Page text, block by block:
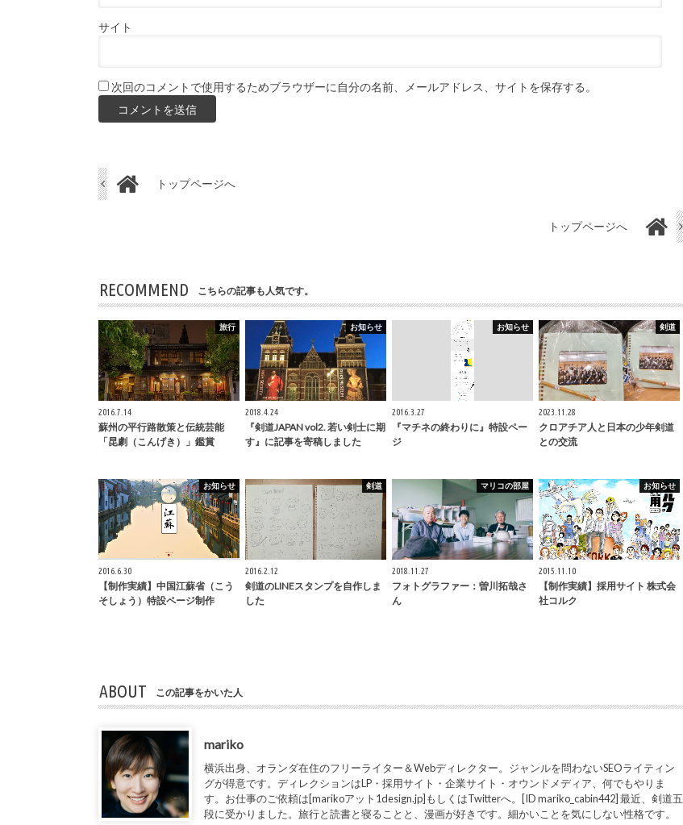
サイト
次回のコメントで使用するためブラウザーに自分の名前、メールアドレス、サイトを保存する。
トップページへ
トップページへ
RECOMMEND こちらの記事も人気です。
旅行
2016.7.14
蘇州の平行路散策と伝統芸能
「昆劇（こんげき）」鑑賞
お知らせ
2018.4.24
『剣道JAPAN vol2. 若い剣士に期
す』に記事を寄稿しました
お知らせ
2016.3.27
『マチネの終わりに』特設ペー
ジ
剣道
2023.11.28
クロアチア人と日本の少年剣道
との交流
お知らせ
2016.6.30
【制作実績】中国江蘇省（こう
そしょう）特設ページ制作
剣道
2016.2.12
剣道のLINEスタンプを自作しま
した
マリコの部屋
2018.11.27
フォトグラファー：曽川拓哉さ
ん
お知らせ
2015.11.10
【制作実績】採用サイト 株式会
社コルク
ABOUT この記事をかいた人
mariko
横浜出身、オランダ在住のフリーライター＆Webディレクター。ジャンルを問わないSEOライティン
グが得意です。ディレクションはLP・採用サイト・企業サイト・オウンドメディア、何でもやりま
す。お仕事のご依頼は[marikoアット1design.jp]もしくはTwitterへ。[ID mariko_cabin442] 最近、剣道五
段に受かりました。旅行と読書と寝ることと、漫画が好きです。細かいことを気にしない性格です。